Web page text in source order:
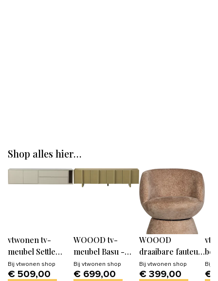
Shop alles hier…
vtwonen tv-
meubel Settle
Down -
Grenenhout -
Bij vtwonen shop
€ 509,00
WOOOD tv-
meubel Basu -
Grenen - Moss -
53x200x46
Bij vtwonen shop
€ 699,00
WOOOD
draaibare fauteuil
Shuffle -
Polyester -
Bij vtwonen shop
€ 399,00
Bij
€